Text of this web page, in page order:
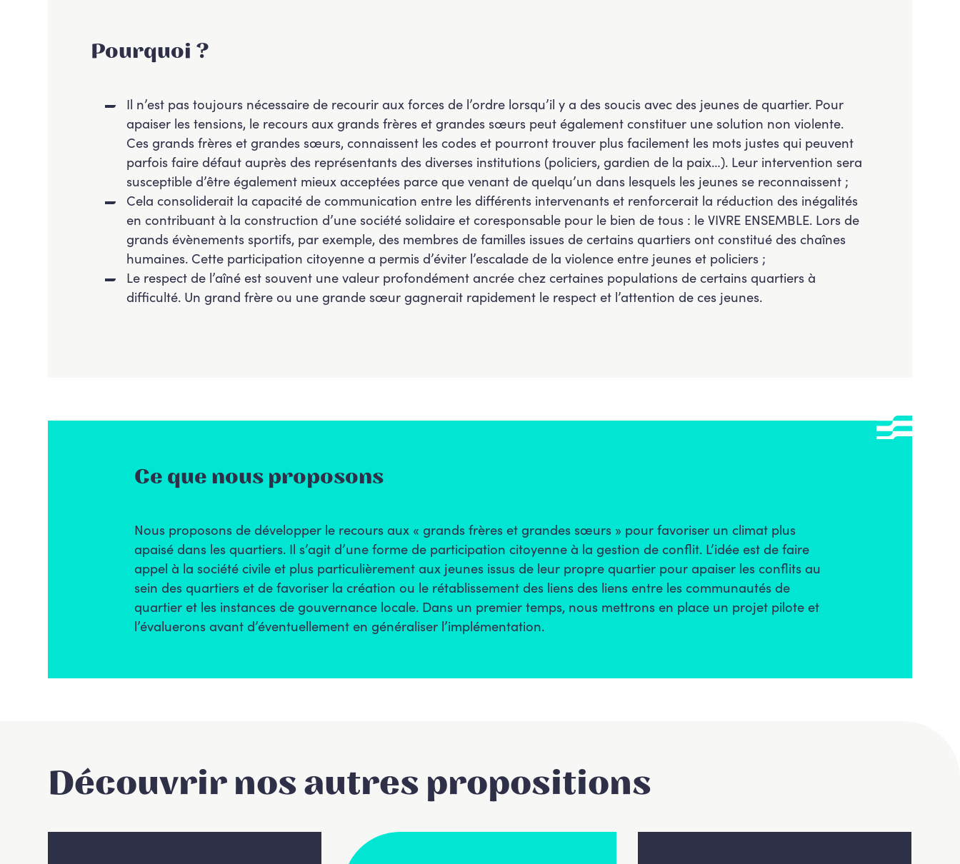
Pourquoi ?
Il n’est pas toujours nécessaire de recourir aux forces de l’ordre lorsqu’il y a des soucis avec des jeunes de quartier. Pour
apaiser les tensions, le recours aux grands frères et grandes sœurs peut également constituer une solution non violente.
Ces grands frères et grandes sœurs, connaissent les codes et pourront trouver plus facilement les mots justes qui peuvent
parfois faire défaut auprès des représentants des diverses institutions (policiers, gardien de la paix…). Leur intervention sera
susceptible d’être également mieux acceptées parce que venant de quelqu’un dans lesquels les jeunes se reconnaissent ;
Cela consoliderait la capacité de communication entre les différents intervenants et renforcerait la réduction des inégalités
en contribuant à la construction d’une société solidaire et coresponsable pour le bien de tous : le VIVRE ENSEMBLE. Lors de
grands évènements sportifs, par exemple, des membres de familles issues de certains quartiers ont constitué des chaînes
humaines. Cette participation citoyenne a permis d’éviter l’escalade de la violence entre jeunes et policiers ;
Le respect de l’aîné est souvent une valeur profondément ancrée chez certaines populations de certains quartiers à
difficulté. Un grand frère ou une grande sœur gagnerait rapidement le respect et l’attention de ces jeunes.
Ce que nous proposons
Nous proposons de développer le recours aux « grands frères et grandes sœurs » pour favoriser un climat plus
apaisé dans les quartiers. Il s’agit d’une forme de participation citoyenne à la gestion de conflit. L’idée est de faire
appel à la société civile et plus particulièrement aux jeunes issus de leur propre quartier pour apaiser les conflits au
sein des quartiers et de favoriser la création ou le rétablissement des liens des liens entre les communautés de
quartier et les instances de gouvernance locale. Dans un premier temps, nous mettrons en place un projet pilote et
l’évaluerons avant d’éventuellement en généraliser l’implémentation.
Découvrir nos autres propositions